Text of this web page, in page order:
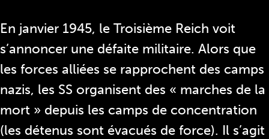
En janvier 1945, le Troisième Reich voit
s’annoncer une défaite militaire. Alors que
les forces alliées se rapprochent des camps
nazis, les SS organisent des « marches de la
mort » depuis les camps de concentration
(les détenus sont évacués de force). Il s’agit